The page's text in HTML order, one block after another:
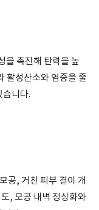
을 촉진해 탄력을 높
활성산소와 염증을 줄
습니다.
공, 거친 피부 결이 개
, 모공 내벽 정상화와